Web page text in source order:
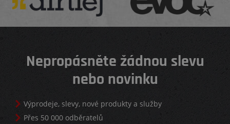
Nepropásněte žádnou slevu
nebo novinku
Výprodeje, slevy, nové produkty a služby
Přes 50 000 odběratelů